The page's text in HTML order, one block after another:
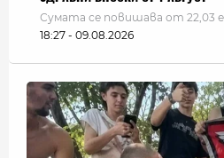
Сумата се повишава от 22,03
18:27 - 09.08.2026